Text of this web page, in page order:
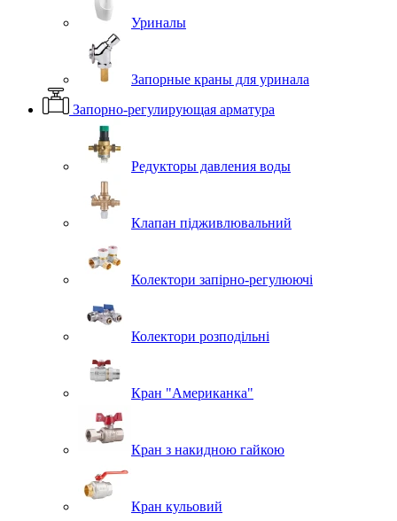
Уриналы
Запорные краны для уринала
Запорно-регулирующая арматура
Редукторы давления воды
Клапан підживлювальний
Колектори запірно-регулюючі
Колектори розподільні
Кран "Американка"
Кран з накидною гайкою
Кран кульовий